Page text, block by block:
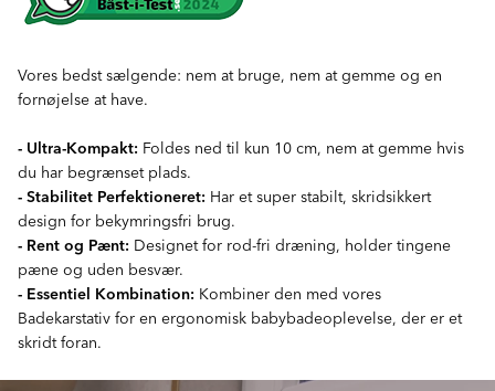
Vores bedst sælgende: nem at bruge, nem at gemme og en
fornøjelse at have.
- Ultra-Kompakt: Foldes ned til kun 10 cm, nem at gemme hvis
du har begrænset plads.
- Stabilitet Perfektioneret: Har et super stabilt, skridsikkert
design for bekymringsfri brug.
- Rent og Pænt: Designet for rod-fri dræning, holder tingene
pæne og uden besvær.
- Essentiel Kombination: Kombiner den med vores
Badekarstativ for en ergonomisk babybadeoplevelse, der er et
skridt foran.